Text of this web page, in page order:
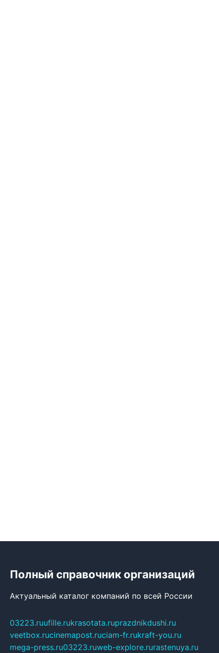
Полный справочник организаций
Актуальный каталог компаний по всей России
03223.ruufille.rukrasotata.ruprazdnikdushi.ru
veetbox.rucinemapost.ruciam-fr.rukraft-you.ru
mega-press.ru03223.ruweb-explore.rurastenuya.ru